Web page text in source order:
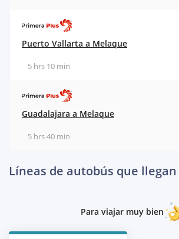
Puerto Vallarta a Melaque
5 hrs 10 min
Guadalajara a Melaque
5 hrs 40 min
Líneas de autobús que
Para viajar muy bien